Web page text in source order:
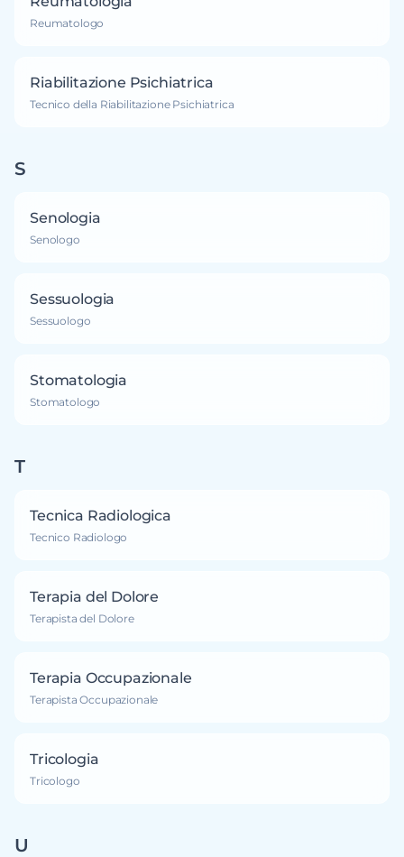
Reumatologo
Riabilitazione Psichiatrica
Tecnico della Riabilitazione Psichiatrica
S
Senologia
Senologo
Sessuologia
Sessuologo
Stomatologia
Stomatologo
T
Tecnica Radiologica
Tecnico Radiologo
Terapia del Dolore
Terapista del Dolore
Terapia Occupazionale
Terapista Occupazionale
Tricologia
Tricologo
U